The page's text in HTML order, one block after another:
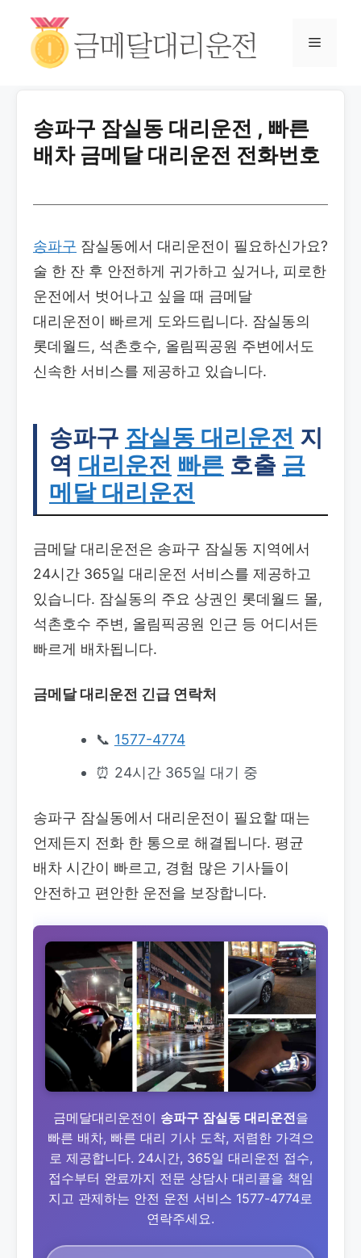
송파구 잠실동 대리운전 , 빠른
배차 금메달 대리운전 전화번호
송파구 잠실동에서 대리운전이 필요하신가요?
술 한 잔 후 안전하게 귀가하고 싶거나, 피로한
운전에서 벗어나고 싶을 때 금메달
대리운전이 빠르게 도와드립니다. 잠실동의
롯데월드, 석촌호수, 올림픽공원 주변에서도
신속한 서비스를 제공하고 있습니다.
송파구 잠실동 대리운전 지
역 대리운전 빠른 호출 금
메달 대리운전
금메달 대리운전은 송파구 잠실동 지역에서
24시간 365일 대리운전 서비스를 제공하고
있습니다. 잠실동의 주요 상권인 롯데월드 몰,
석촌호수 주변, 올림픽공원 인근 등 어디서든
빠르게 배차됩니다.
금메달 대리운전 긴급 연락처
📞 1577-4774
⏰ 24시간 365일 대기 중
송파구 잠실동에서 대리운전이 필요할 때는
언제든지 전화 한 통으로 해결됩니다. 평균
배차 시간이 빠르고, 경험 많은 기사들이
안전하고 편안한 운전을 보장합니다.
금메달대리운전이 송파구 잠실동 대리운전을
빠른 배차, 빠른 대리 기사 도착, 저렴한 가격으
로 제공합니다. 24시간, 365일 대리운전 접수,
접수부터 완료까지 전문 상담사 대리콜을 책임
지고 관제하는 안전 운전 서비스 1577-4774로
연락주세요.